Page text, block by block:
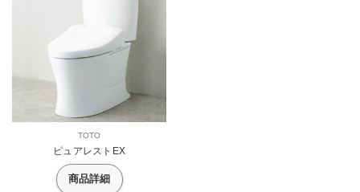
に、サイズで躓いたらそこから先がな
いので…。
TOTO
ピュアレストEX
商品詳細